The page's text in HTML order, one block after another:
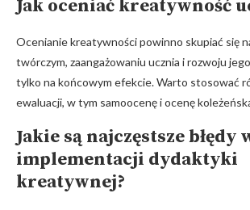
Jak oceniać kreatywność
Ocenianie kreatywności powinno skupiać się
twórczym, zaangażowaniu ucznia i rozwoju
tylko na końcowym efekcie. Warto stosować
ewaluacji, w tym samoocenę i ocenę
Jakie są najczęstsze błędy
implementacji dydaktyki
kreatywnej?